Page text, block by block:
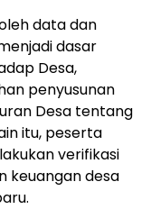
data dan
dasar
Desa,
penyusunan
Desa tentang
itu, peserta
verifikasi
keuangan desa